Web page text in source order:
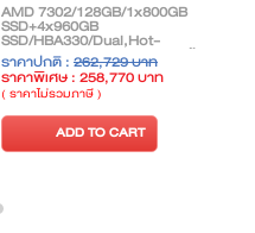
AMD 7302/128GB/1x800GB
SSD+4x960GB
SSD/HBA330/Dual,Hot-
plug,Redundant,750W *สินค้าตก
รุ่น (EOL) ติดต่อฝ่ายขายเพื่อแนะนำรุ่น
ทดแทน*
ราคาปกติ : 262,729 บาท
ราคาพิเศษ : 258,770 บาท
( ราคาไม่รวมภาษี )
ADD TO CART